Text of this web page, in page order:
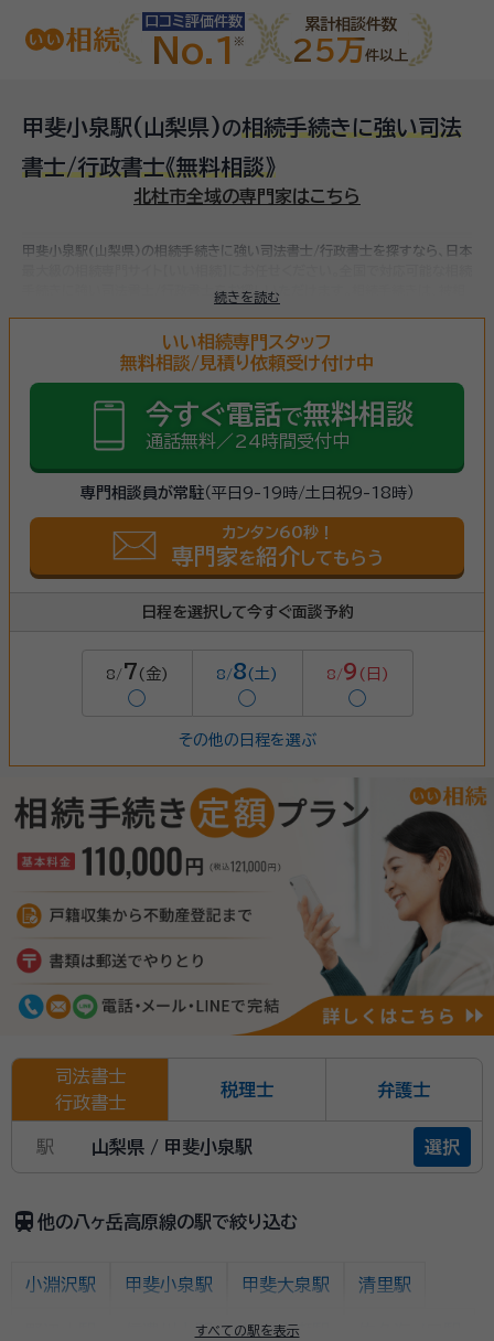
口コミ評価件数
No.1
累計相談件数
25万件以上
甲斐小泉駅(山梨県)の相続手続きに強い司法
書士/行政書士《無料相談》
北杜市全域の専門家はこちら
続きを読む
甲斐小泉駅(山梨県)の相続手続きに強い司法書士/行政書士を探すなら、日本
手続きに強い司法書士/行政書士をお探しいただけます。
（相続財産が基礎控除額を超えていた場合）など多岐に渡るため、相続手続き
まずは相談しましょう。
いい相続専門スタッフ
無料相談/見積り依頼受け付け中
今すぐ電話で無料相談
通話無料／24時間受付中
専門相談員が常駐（平日9-19時/土日祝9-18時）
カンタン60秒！
専門家を紹介 してもらう
日程を選択して今すぐ面談予約
8/7 (金)
◯
8/8(土)
◯
8/9 (日)
◯
その他の日程を選ぶ
司法書士
行政書士
税理士 弁護士
駅 山梨県 / 甲斐小泉駅 選択
train 他の八ヶ岳高原線の駅で絞り込む
すべての駅を表示
小淵沢駅 甲斐小泉駅 甲斐大泉駅 清里駅
信濃川上駅 佐久広瀬駅